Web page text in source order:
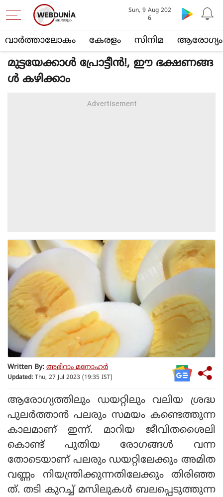
വാര്‍ത്താലോകം കേരളം സിനിമ ആരോഗ്യം
Sun, 9 Aug 202
6
മുട്ടയേക്കാള്‍ പ്രോട്ടീന്‍!, ഈ ഭക്ഷണങ്ങ
ള്‍ കഴിക്കാം
Written By: അഭിറാം മനോഹർ
Updated: Thu, 27 Jul 2023 (19:35 IST)
ആരോഗ്യത്തിലും ഡയറ്റിലും വലിയ ശ്രദ്ധ
പുലര്‍ത്താന്‍ പലരും സമയം കണ്ടെത്തുന്ന
കാലമാണ് ഇന്ന്. മാറിയ ജീവിതശൈലി
കൊണ്ട് പുതിയ രോഗങ്ങള്‍ വന്ന
തോടെയാണ് പലരും ഡയറ്റിലേക്കും അമിത
വണ്ണം നിയന്ത്രിക്കുന്നതിലേക്കും തിരിഞ്ഞ
ത്. തടി കുറച്ച് മസിലുകള്‍ ബലപ്പെടുത്തുന്ന